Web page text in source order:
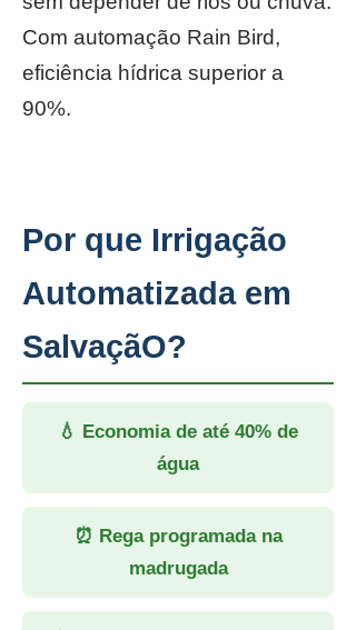
Com automação Rain Bird,
eficiência hídrica superior a
90%.
Por que Irrigação
Automatizada em
SalvaçãO?
💧 Economia de até 40% de
água
⏰ Rega programada na
madrugada